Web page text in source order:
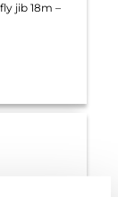
jib 18m –